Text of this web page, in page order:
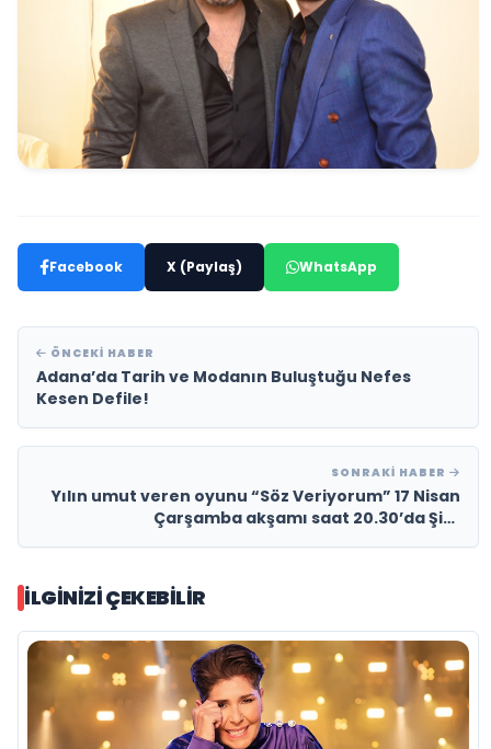
Facebook X (Paylaş) WhatsApp
ÖNCEKI HABER
Adana’da Tarih ve Modanın Buluştuğu Nefes
Kesen Defile!
SONRAKI HABER
Yılın umut veren oyunu “Söz Veriyorum” 17 Nisan
Çarşamba akşamı saat 20.30’da Şişli
İLGINIZI ÇEKEBILIR